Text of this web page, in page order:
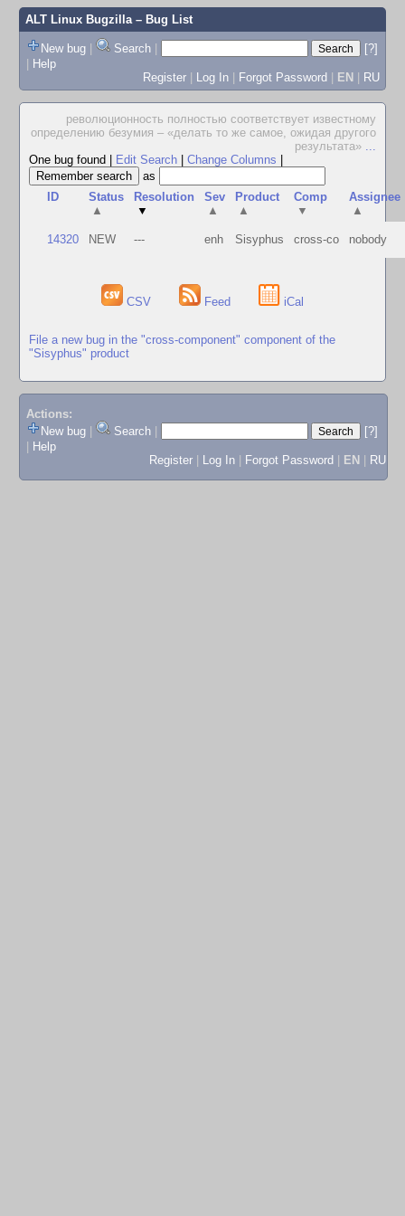
ALT Linux Bugzilla– Bug List
New bug | Search |
[?]
| Help
Register | Log In | Forgot Password | EN | RU
революционность полностью соответствует известному
определению безумия – «делать то же самое, ожидая другого
результата» ...
One bug found
Edit Search Change Columns
as
ID
Status
▲
Resolution
▼
Sev
▲
Product
▲
Comp
▼
Assignee
▲
14320 NEW --- enh Sisyphus cross-co nobody
CSV Feed iCal
File a new bug in the "cross-component" component of the
"Sisyphus" product
Actions:
New bug
Search
[?]
Help
Register
Log In Forgot Password EN RU